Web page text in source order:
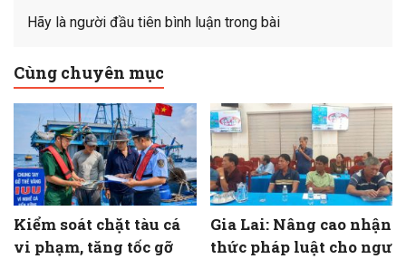
Hãy là người đầu tiên bình luận trong bài
Cùng chuyên mục
Kiểm soát chặt tàu cá
vi phạm, tăng tốc gỡ
Gia Lai: Nâng cao nhận
thức pháp luật cho ngư